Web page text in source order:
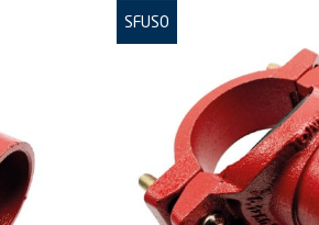
SFUSO